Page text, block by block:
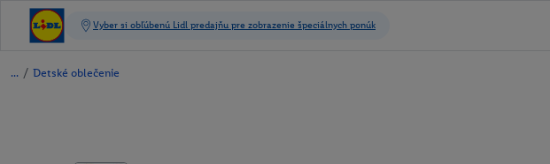
/ Detské oblečenie